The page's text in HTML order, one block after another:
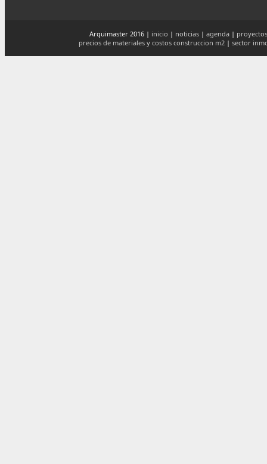
Arquimaster 2016 | inicio | noticias| agenda|
precios de materiales y costos construccion m2 | sector